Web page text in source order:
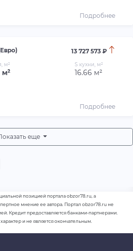
Подробнее
13 727 573 ₽
м²
м²
S кухни, м²
16.66 м²
Подробнее
еще
позицией портала obzor78.ru, а
мнение ее автора. Портал obzor78.ru не
Кредит предоставляется банками-партнерами.
и не является окончательным.